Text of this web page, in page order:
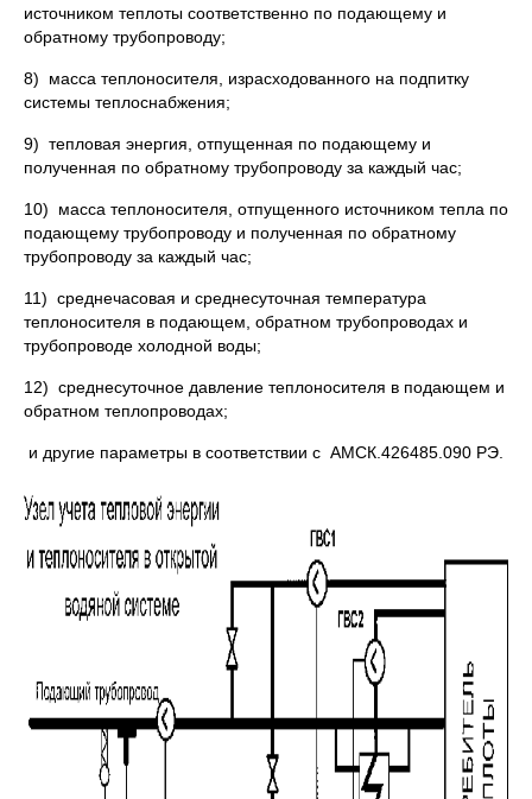
источником теплоты соответственно по подающему и
обратному трубопроводу;
8) масса теплоносителя, израсходованного на подпитку
системы теплоснабжения;
9) тепловая энергия, отпущенная по подающему и
полученная по обратному трубопроводу за каждый час;
10) масса теплоносителя, отпущенного источником тепла по
подающему трубопроводу и полученная по обратному
трубопроводу за каждый час;
11) среднечасовая и среднесуточная температура
теплоносителя в подающем, обратном трубопроводах и
трубопроводе холодной воды;
12) среднесуточное давление теплоносителя в подающем и
обратном теплопроводах;
и другие параметры в соответствии с АМСК.426485.090 РЭ.